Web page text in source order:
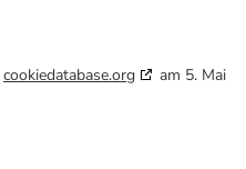
cookiedatabase.org
am 5. Mai